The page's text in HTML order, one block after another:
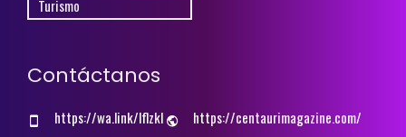
Turismo
Contáctanos
https://wa.link/lflzkl
https://centaurimagazine.com/